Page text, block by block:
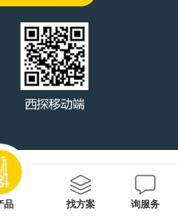
品 找方案 询服务